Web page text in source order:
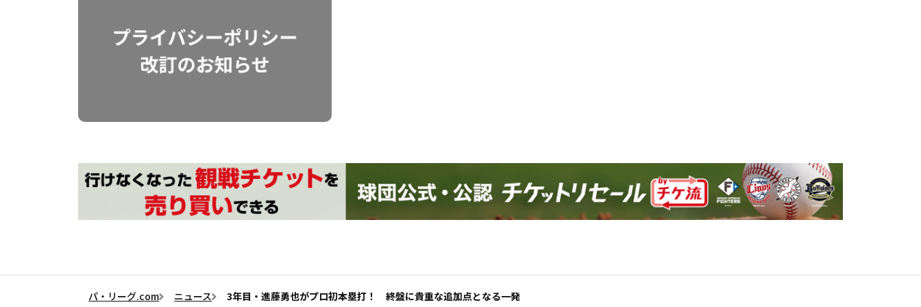
パ・リーグ.com ニュース 3年目・進藤勇也がプロ初本塁打！ 終盤に貴重な追加点となる一発